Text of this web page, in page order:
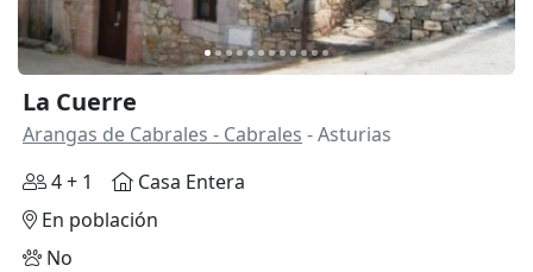
La Cuerre
Arangas de Cabrales - Cabrales - Asturias
4 + 1
Casa Entera
En población
No